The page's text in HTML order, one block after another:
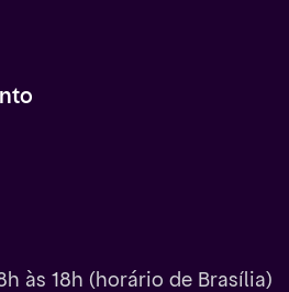
às 18h (horário de Brasília)